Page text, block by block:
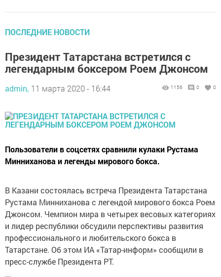
ПОСЛЕДНИЕ НОВОСТИ
Президент Татарстана встретился с
легендарным боксером Роем Джонсом
admin, 11 марта 2020 - 16:44 1156 0 0
Пользователи в соцсетях сравнили кулаки Рустама
Минниханова и легенды мирового бокса.
В Казани состоялась встреча Президента Татарстана
Рустама Минниханова с легендой мирового бокса Роем
Джонсом. Чемпион мира в четырех весовых категориях
и лидер республики обсудили перспективы развития
профессионального и любительского бокса в
Татарстане. Об этом ИА «Татар-информ» сообщили в
пресс-службе Президента РТ.